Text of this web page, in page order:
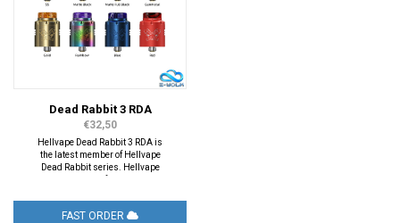
Dead Rabbit 3 RDA
€32,50
Hellvape Dead Rabbit 3 RDA is
the latest member of Hellvape
Dead Rabbit series. Hellvape
provide different vaping
FAST ORDER